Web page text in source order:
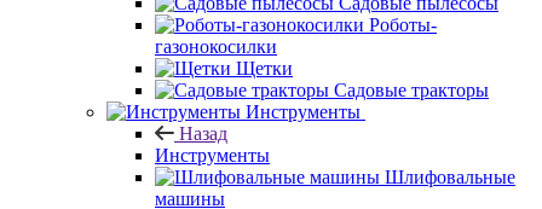
Роботы-
газонокосилки
Щетки
Садовые тракторы
Инструменты
Назад
Инструменты
Шлифовальные
машины